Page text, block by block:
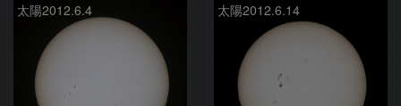
太陽2012.6.4 太陽2012.6.14